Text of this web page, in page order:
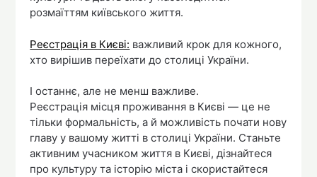
розмаїттям київського життя.
Реєстрація в Києві: важливий крок для кожного,
хто вирішив переїхати до столиці України.
І останнє, але не менш важливе.
Реєстрація місця проживання в Києві — це не
тільки формальність, а й можливість почати нову
главу у вашому житті в столиці України. Станьте
активним учасником життя в Києві, дізнайтеся
про культуру та історію міста і скористайтеся